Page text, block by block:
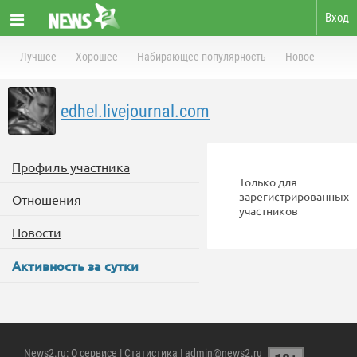
Вход
Лучшее Хорошее Набирающее популярность Новое
edhel.livejournal.com
Профиль участника
Отношения
Новости
Активность за сутки
Только для
зарегистрированных
участников
News2.ru: О сервисе | Статистика | admin@news2.ru